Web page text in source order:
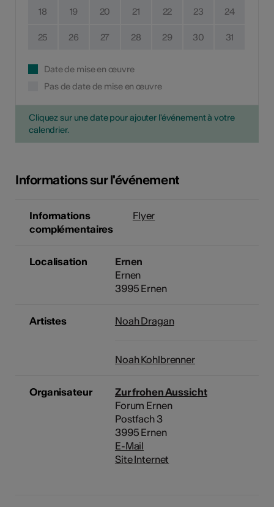
18 19 20 21 22 23 24
25 26 27 28 29 30 31
Date de mise en œuvre
Pas de date de mise en œuvre
Cliquez sur une date pour ajouter l'événement à votre
calendrier.
Informations sur l'événement
Informations
complémentaires
Flyer
Localisation
Ernen
Ernen
3995 Ernen
Artistes Noah Dragan
Noah Kohlbrenner
Organisateur
Zur frohen Aussicht
Forum Ernen
Postfach 3
3995 Ernen
E-Mail
Site Internet